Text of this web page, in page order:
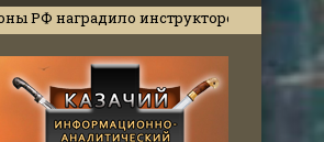
инструкторов Кубанского